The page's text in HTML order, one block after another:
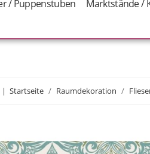
/ Puppenstuben Marktstände /
Startseite Raumdekoration